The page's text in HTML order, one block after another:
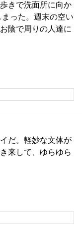
きで洗面所に向か
った。週末の空い
陰で周りの人達に
。軽妙な文体が
来して、ゆらゆら